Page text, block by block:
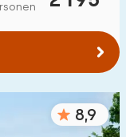
14
333
8,9